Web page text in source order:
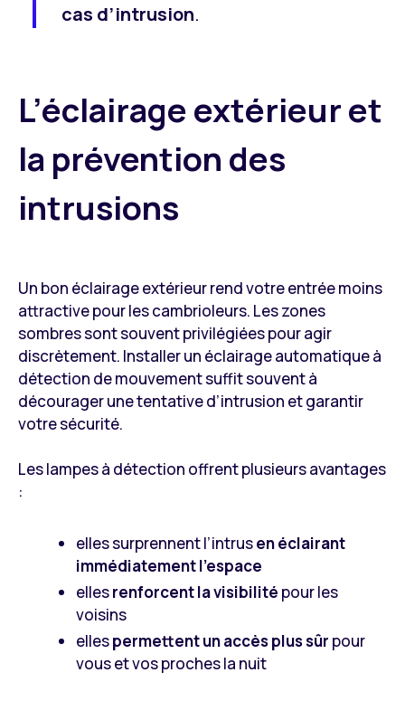
cas d’intrusion.
L’éclairage extérieur et
la prévention des
intrusions
Un bon éclairage extérieur rend votre entrée moins
attractive pour les cambrioleurs. Les zones
sombres sont souvent privilégiées pour agir
discrètement. Installer un éclairage automatique à
détection de mouvement suffit souvent à
décourager une tentative d’intrusion et garantir
votre sécurité.
Les lampes à détection offrent plusieurs avantages
:
elles surprennent l’intrusen éclairant
immédiatement l’espace
ellesrenforcent la visibilité pour les
voisins
ellespermettent un accès plus sûr pour
vous et vos proches la nuit